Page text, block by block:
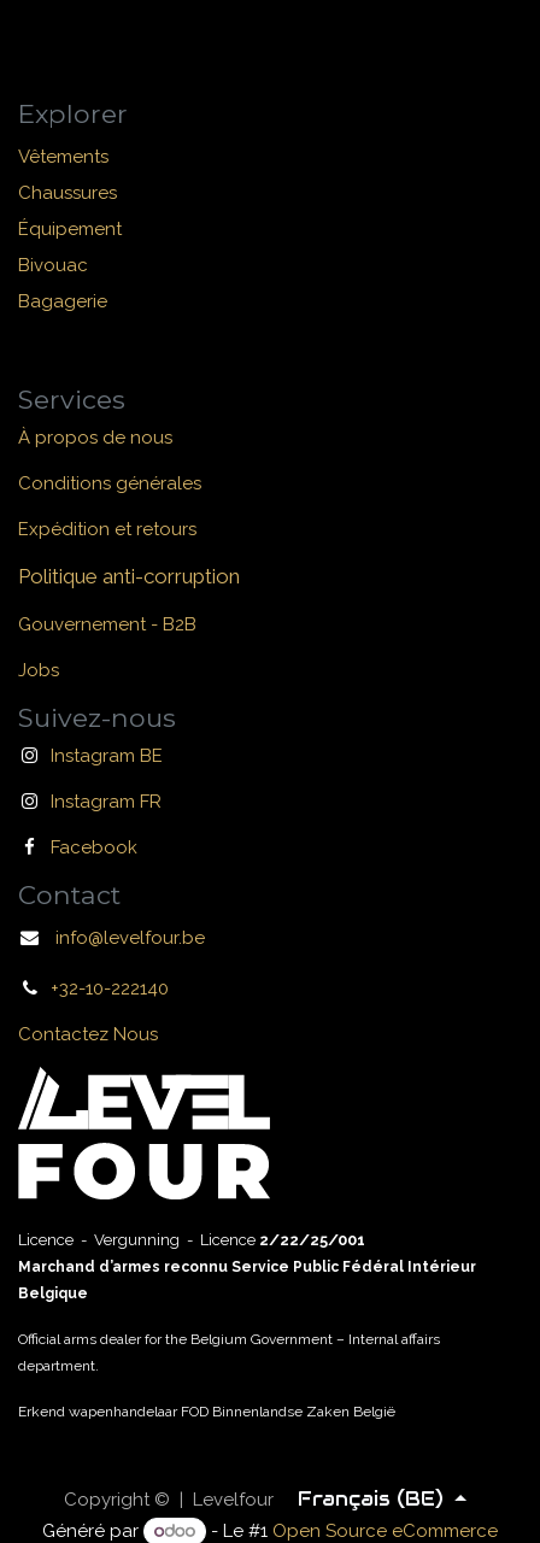
Explorer
Vêtements
Chaussures
Équipement
Bivouac
Bagagerie
Services
À propos de nous
Conditions générales
Expédition et retours
Politique anti-corruption
Gouvernement - B2B
Jobs
Suivez-nous
Instagram BE
Instagram FR
Facebook
Contact
info@levelfour.be
+32-10-222140
Contactez Nous
Licence - Vergunning - Licence 2/22/25/001
Marchand d’armes reconnu Service Public Fédéral Intérieur
Belgique
Official arms dealer for the Belgium Government – Internal affairs
department.
Erkend wapenhandelaar FOD Binnenlandse Zaken België
Copyright © | Levelfour Français (BE)
Généré par - Le #1 Open Source eCommerce